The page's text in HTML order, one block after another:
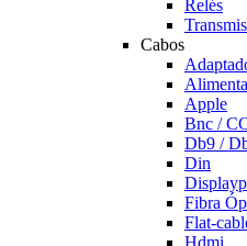
Relés
Cabos
Apple
Bnc /
Db9 /
Din
Fibra
Flat-
Hdmi